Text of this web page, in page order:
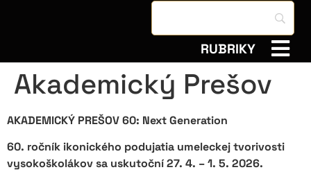
RUBRIKY
Akademický Prešov
AKADEMICKÝ PREŠOV 60: Next Generation
60. ročník ikonického podujatia umeleckej tvorivosti
vysokoškolákov sa uskutoční 27. 4. – 1. 5. 2026.